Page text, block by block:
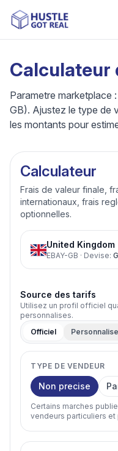
Calculateur
Parametre marketplace
GB). Ajustez le type de
les montants pour
Calculateur
Frais de valeur finale,
internationaux, frais
optionnelles.
United Kingdom
EBAY-GB · Devise:
Source des tarifs
Utilisez un profil officiel
personnalises.
Officiel
Personnalise
TYPE DE VENDEUR
Non precise
Certains marches
vendeurs particuliers